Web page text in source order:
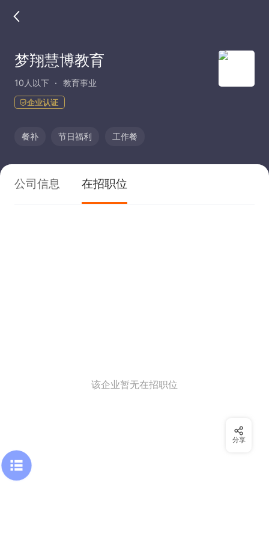
梦翔慧博教育
10人以下 教育事业
企业认证
餐补 节日福利 工作餐
公司信息 在招职位
该企业暂无在招职位
分享